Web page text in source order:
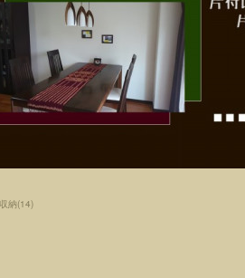
納(14)